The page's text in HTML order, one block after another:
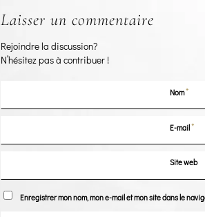
Laisser un commentaire
Rejoindre la discussion?
N’hésitez pas à contribuer !
Nom*
E-mail*
Site web
Enregistrer mon nom, mon e-mail et mon site dans le